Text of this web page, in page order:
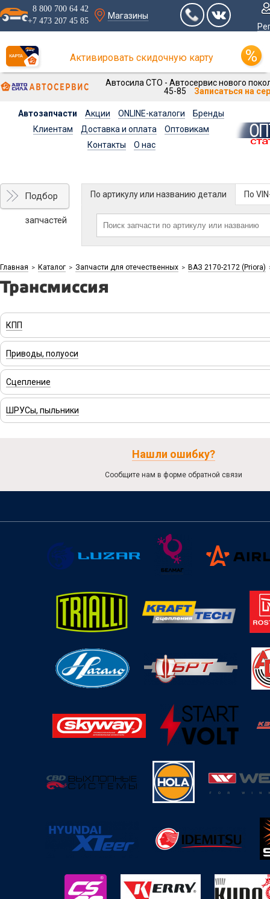
8 800 700 64 42
+7 473 207 45 85
Магазины
Активировать скидочную карту
Автосила СТО - Автосервис нового
45-85
Записаться на
Автозапчасти Акции ONLINE-каталоги
Бренды
Клиентам
Доставка и оплата
Оптовикам
Контакты
О нас
Подбор
запчастей
По артикулу или названию детали По
Главная > Каталог > Запчасти для отечественных > ВАЗ 2170-2172 (Priora)
Трансмиссия
КПП
Приводы, полуоси
Сцепление
ШРУСы, пыльники
Нашли ошибку?
Сообщите нам в форме обратной связи